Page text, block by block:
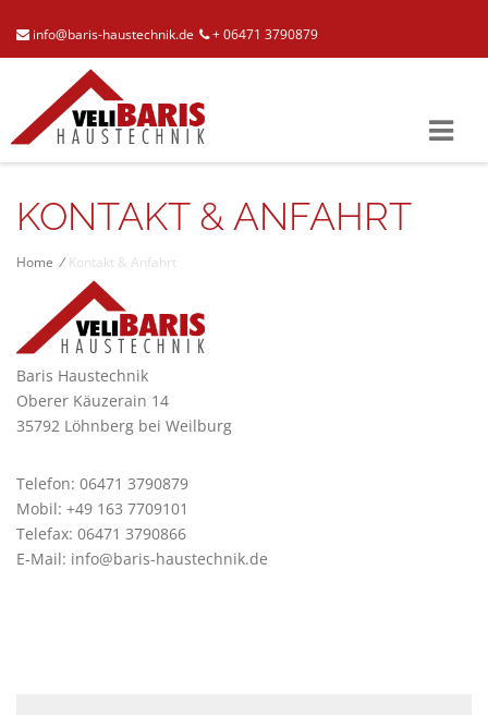
info@baris-haustechnik.de + 06471 3790879
KONTAKT & ANFAHRT
Home / Kontakt & Anfahrt
Baris Haustechnik
Oberer Käuzerain 14
35792 Löhnberg bei Weilburg
Telefon: 06471 3790879
Mobil: +49 163 7709101
Telefax: 06471 3790866
E-Mail: info@baris-haustechnik.de